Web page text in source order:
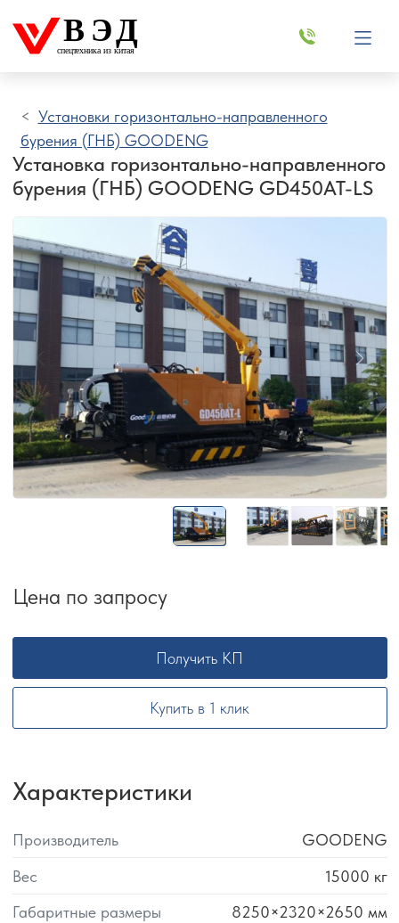
ВЭД
спецтехника из китая
Установки горизонтально-направленного
бурения (ГНБ) GOODENG
Установка горизонтально-направленного
бурения (ГНБ) GOODENG GD450AT-LS
Цена по запросу
Получить КП
Купить в 1 клик
Характеристики
Производитель
GOODENG
Вес
15000 кг
Габаритные размеры
8250×2320×2650 мм